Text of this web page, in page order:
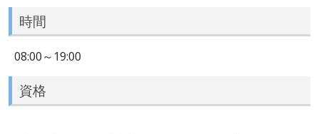
時間
08:00～19:00
資格